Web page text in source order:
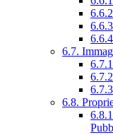
6.7.
6.8.